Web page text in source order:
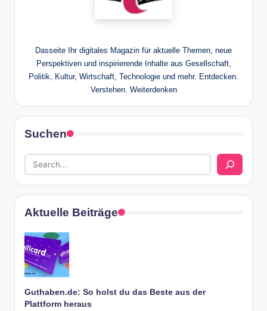
Dasseite Ihr digitales Magazin für aktuelle Themen, neue
Perspektiven und inspirierende Inhalte aus Gesellschaft,
Politik, Kultur, Wirtschaft, Technologie und mehr. Entdecken.
Verstehen. Weiterdenken
Suchen
Aktuelle Beiträge
Guthaben.de: So holst du das Beste aus der
Plattform heraus